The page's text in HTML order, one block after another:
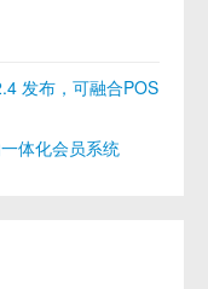
发布，可融合POS
体化会员系统